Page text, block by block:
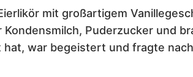
mit großartigem
Puderzucker und
war begeistert und fragte